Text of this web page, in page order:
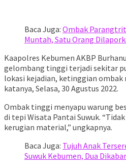
Baca Juga: Ombak
Muntah, Satu Orang
Kaapolres Kebumen AKBP
gelombang tinggi terjadi sekitar
lokasi kejadian, ketinggian ombak
katanya, Selasa, 30 Agustus 2022.
Ombak tinggi menyapu warung
di tepi Wisata Pantai Suwuk.
kerugian material,” ungkapnya.
Baca Juga: Tujuh Anak
Suwuk Kebumen, Dua